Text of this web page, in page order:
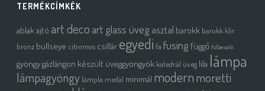
TERMÉKCÍMKÉK
ablak ajtó art deco art glass üvegasztal barokk barokk klír
bronz bullseye citromos csillár egyedi fa fusing függő fülbevaló
gyöngygázlángon készült üveggyöngyök katedrál üveg lila lámpa
lámpagyöngy lámpla medál minimál modernmoretti